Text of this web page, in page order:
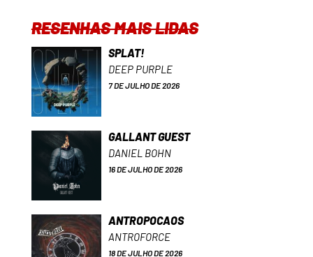
RESENHAS MAIS LIDAS
SPLAT!
DEEP PURPLE
7 DE JULHO DE 2026
GALLANT GUEST
DANIEL BOHN
16 DE JULHO DE 2026
ANTROPOCAOS
ANTROFORCE
18 DE JULHO DE 2026